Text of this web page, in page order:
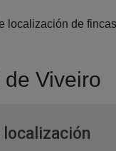
localización de
Viveiro
localización